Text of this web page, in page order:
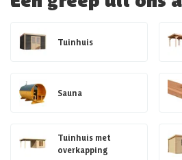
Tuinhuis
Sauna
Tuinhuis met
overkapping